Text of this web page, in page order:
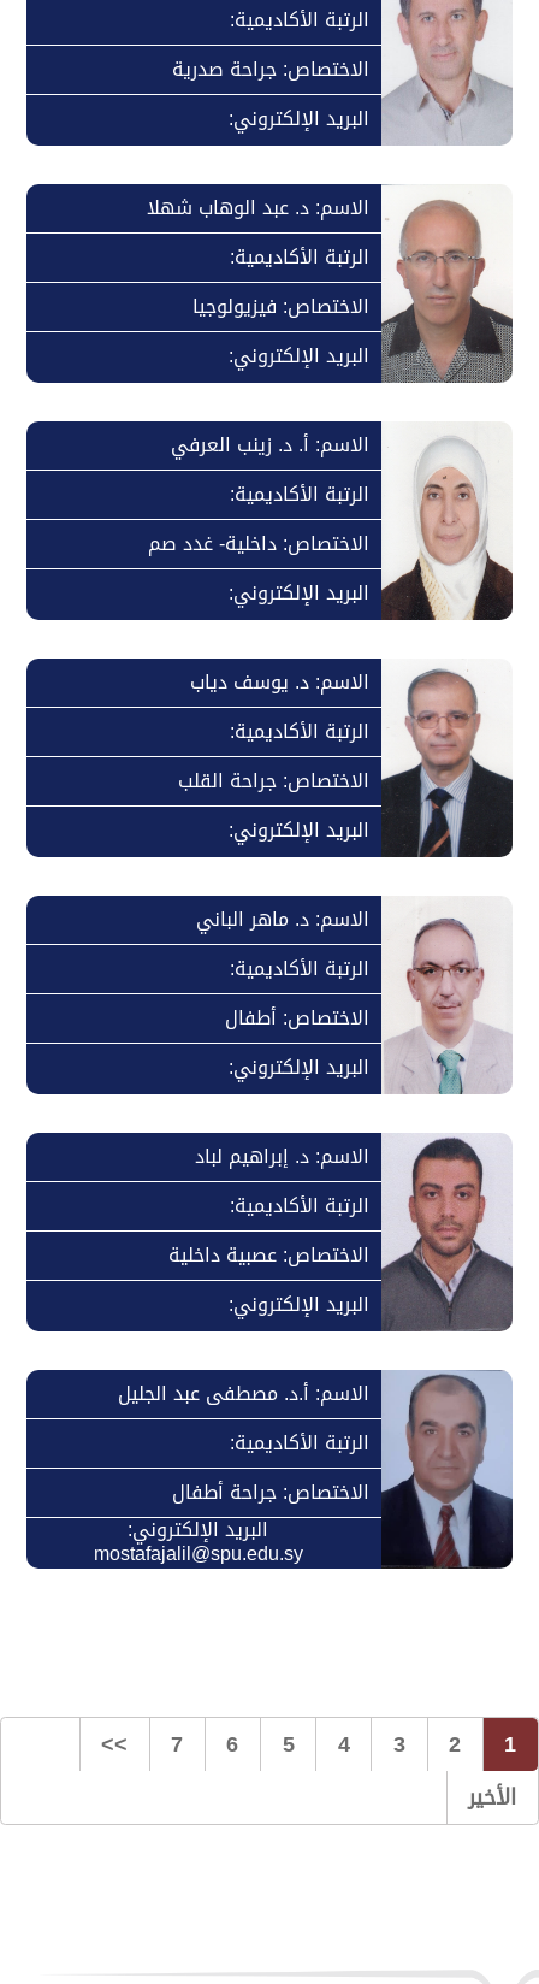
الرتبة الأكاديمية:
الاختصاص: جراحة صدرية
البريد الإلكتروني:
الاسم: د. عبد الوهاب شهلا
الرتبة الأكاديمية:
الاختصاص: فيزيولوجيا
البريد الإلكتروني:
الاسم: أ. د. زينب العرفي
الرتبة الأكاديمية:
الاختصاص: داخلية- غدد صم
البريد الإلكتروني:
الاسم: د. يوسف دياب
الرتبة الأكاديمية:
الاختصاص: جراحة القلب
البريد الإلكتروني:
الاسم: د. ماهر الباني
الرتبة الأكاديمية:
الاختصاص: أطفال
البريد الإلكتروني:
الاسم: د. إبراهيم لباد
الرتبة الأكاديمية:
الاختصاص: عصبية داخلية
البريد الإلكتروني:
الاسم: أ.د. مصطفى عبد الجليل
الرتبة الأكاديمية:
الاختصاص: جراحة أطفال
البريد الإلكتروني:
mostafajalil@spu.edu.sy
1
2
3
4
5
6
7
>>
الأخير